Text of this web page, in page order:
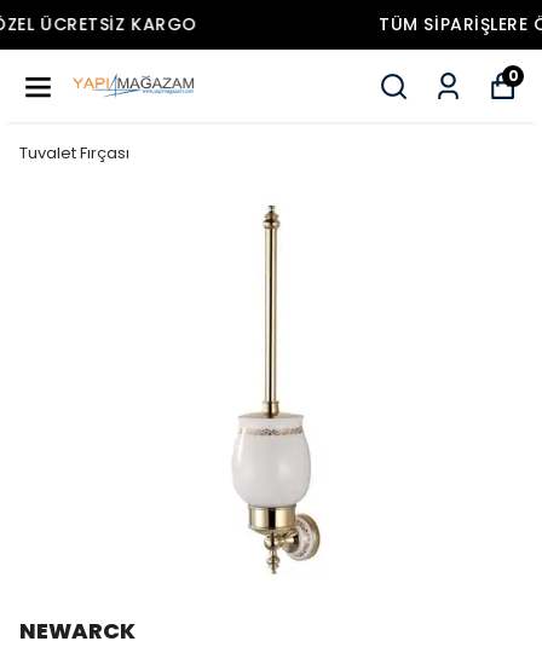
TÜM SIPARIŞLERE ÖZEL ÜCRETSIZ KARGO
0
Tuvalet Fırçası
NEWARCK